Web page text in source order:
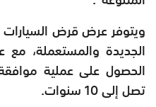
ويتوفر عرض قرض
الجديدة والمستعملة، مع
الحصول على عملية
تصل إلى 10 سنوات.